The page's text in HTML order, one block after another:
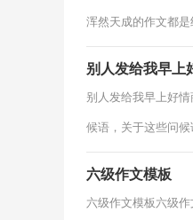
浑然天成的作文都
别人发给我早上
别人发给我早上好
候语，关于这些问
六级作文模板
六级作文模板六级